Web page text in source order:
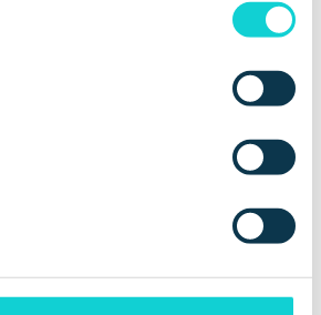
Award Winning